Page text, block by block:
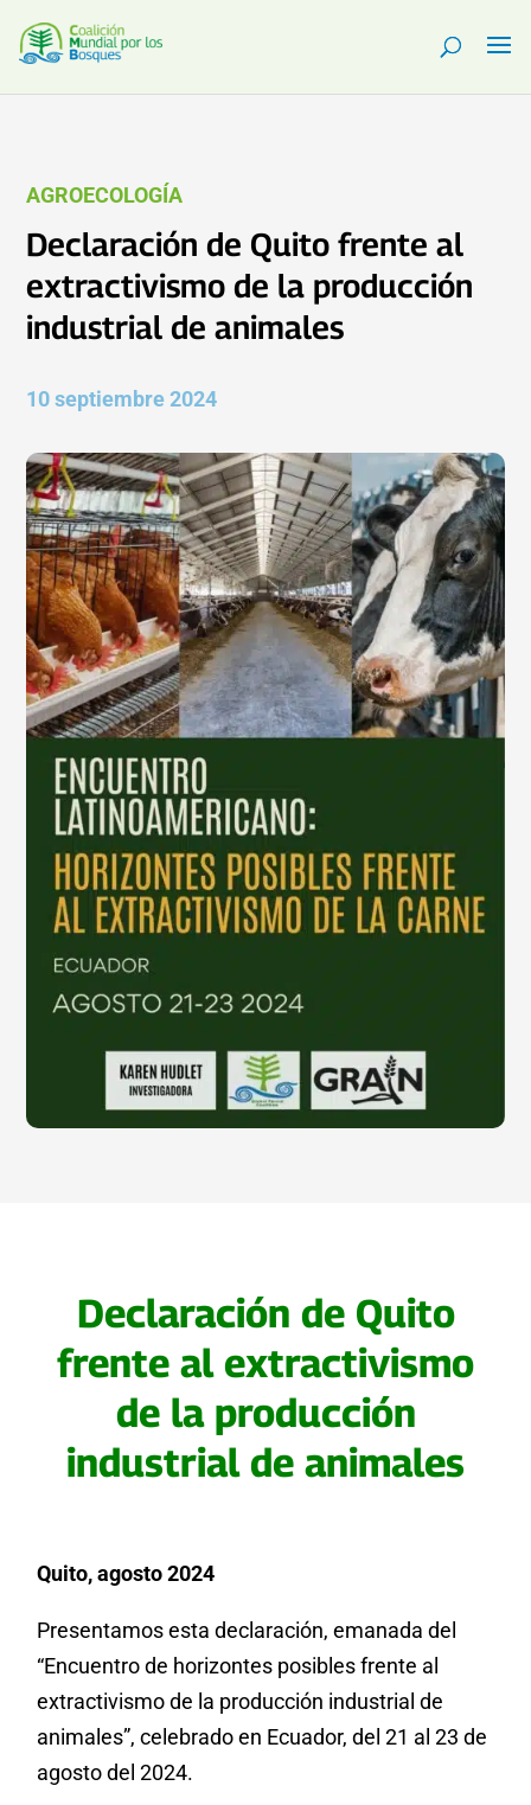
AGROECOLOGÍA
Declaración de Quito frente al
extractivismo de la producción
industrial de animales
10 septiembre 2024
Declaración de Quito
frente al extractivismo
de la producción
industrial de animales
Quito, agosto 2024
Presentamos esta declaración, emanada del
“Encuentro de horizontes posibles frente al
extractivismo de la producción industrial de
animales”, celebrado en Ecuador, del 21 al 23 de
agosto del 2024.